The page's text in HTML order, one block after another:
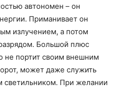
автономен – он
Приманивает он
излучением, а потом
Большой плюс
не портит своим внешним
может даже служить
светильником. При желании